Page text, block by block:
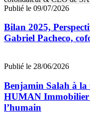
Publié le 09/07/2026
Bilan 2025,
Gabriel Pacheco,
Publié le 28/06/2026
Benjamin Salah à la
HUMAN Immobilier
l’humain